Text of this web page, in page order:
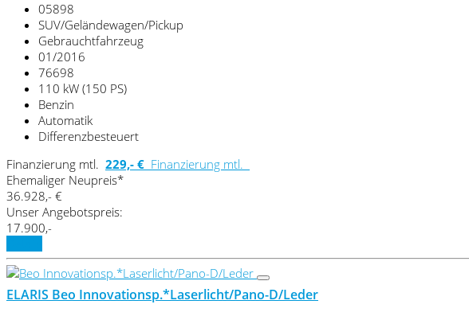
05898
SUV/Geländewagen/Pickup
Gebrauchtfahrzeug
01/2016
76698
110 kW (150 PS)
Benzin
Automatik
Differenzbesteuert
Finanzierung mtl. 229,- € Finanzierung mtl.
Ehemaliger Neupreis*
36.928,- €
Unser Angebotspreis:
17.900,-
ELARIS Beo Innovationsp.*Laserlicht/Pano-D/Leder